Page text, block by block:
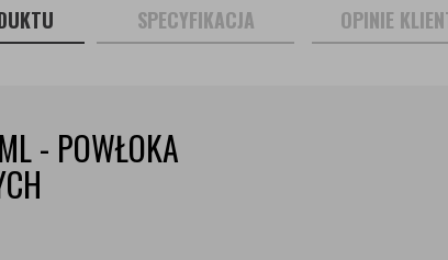
SPECYFIKACJA OPINIE
- POWŁOKA